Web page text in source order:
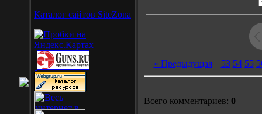
Каталог сайтов SiteZona
« Предыдущая| 53 54 55
Всего комментариев: 0